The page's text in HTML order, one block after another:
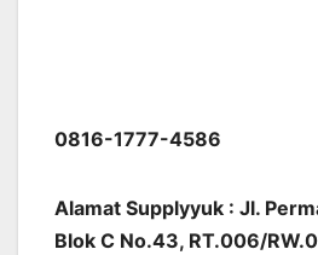
0816-1777-4586
Alamat Supplyyuk : Jl.
Blok C No.43, RT.006/